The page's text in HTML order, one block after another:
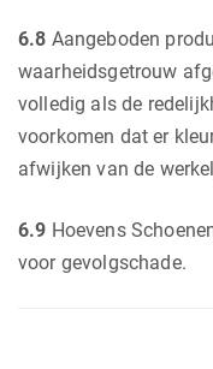
6.8 Aangeboden
waarheidsgetrouw
volledig als de
voorkomen dat er
afwijken van de
6.9 Hoevens
voor gevolgschade.